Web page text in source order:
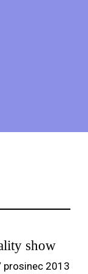
show
prosinec 2013